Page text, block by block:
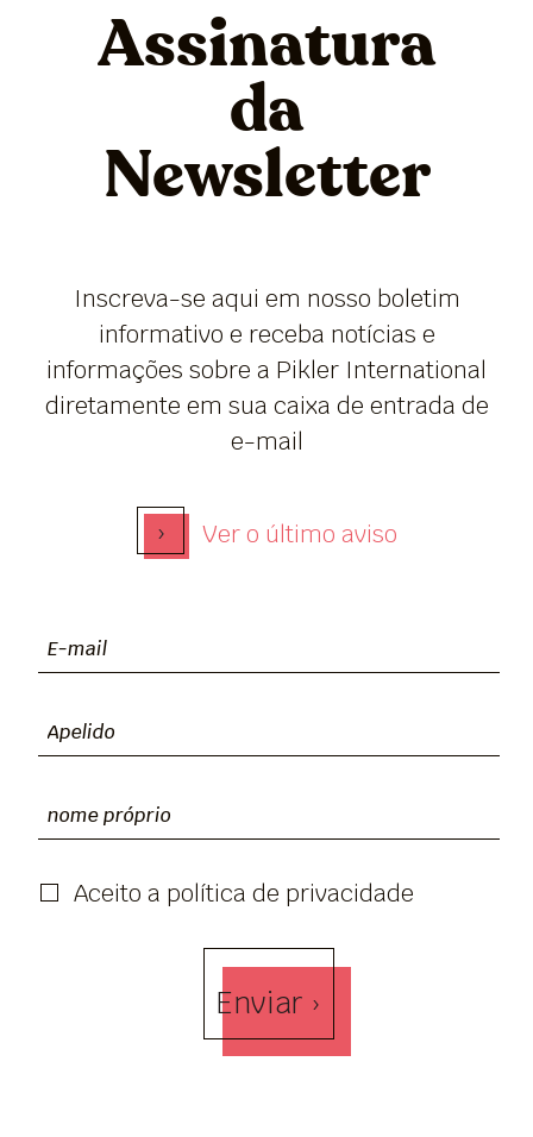
Assinatura
da
Newsletter
Inscreva-se aqui em nosso boletim
informativo e receba notícias e
informações sobre a Pikler International
diretamente em sua caixa de entrada de
e-mail
› Ver o último aviso
Aceito a política de privacidade
Enviar ›